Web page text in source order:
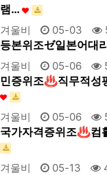
램…
겨울비 05-03
등본위조ゼ일본어
겨울비 05-06
민증위조♨직무적
겨울비 05-06
국가자격증위조♨
겨울비 05-13